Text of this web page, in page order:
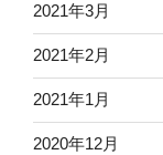
2021年3月
2021年2月
2021年1月
2020年12月